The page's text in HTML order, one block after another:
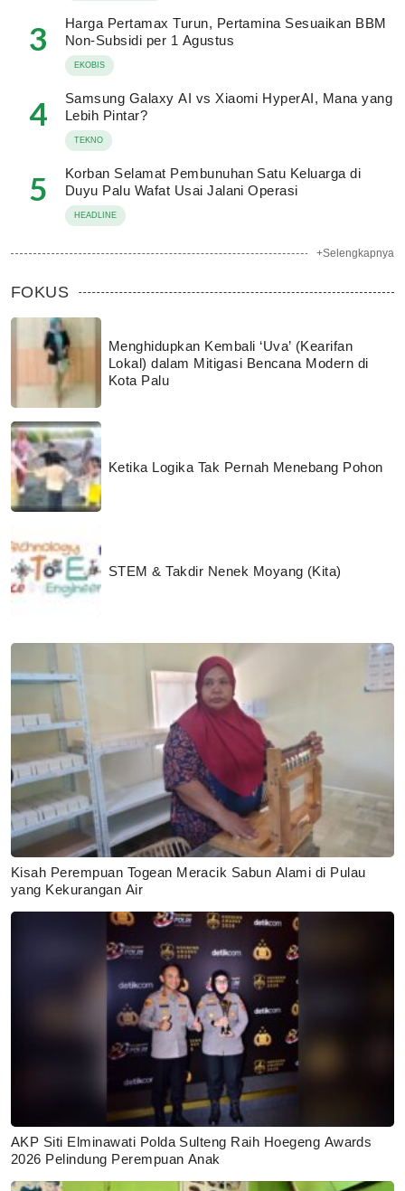
3
Harga Pertamax Turun, Pertamina Sesuaikan BBM
Non-Subsidi per 1 Agustus
EKOBIS
4
Samsung Galaxy AI vs Xiaomi HyperAI, Mana yang
Lebih Pintar?
TEKNO
5
Korban Selamat Pembunuhan Satu Keluarga di
Duyu Palu Wafat Usai Jalani Operasi
HEADLINE
+Selengkapnya
FOKUS
Menghidupkan Kembali ‘Uva’ (Kearifan
Lokal) dalam Mitigasi Bencana Modern di
Kota Palu
Ketika Logika Tak Pernah Menebang Pohon
STEM & Takdir Nenek Moyang (Kita)
Kisah Perempuan Togean Meracik Sabun Alami di Pulau
yang Kekurangan Air
AKP Siti Elminawati Polda Sulteng Raih Hoegeng Awards
2026 Pelindung Perempuan Anak